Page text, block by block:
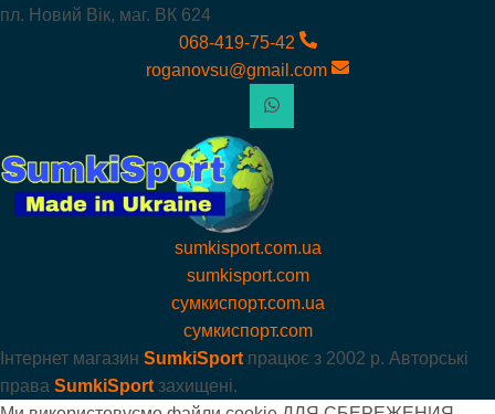
пл. Новий Вік, маг. ВК 624
068-419-75-42
roganovsu@gmail.com
sumkisport.com.ua
sumkisport.com
сумкиспорт.com.ua
сумкиспорт.com
Інтернет магазин SumkiSport працює з 2002 р. Авторські
права SumkiSport захищені.